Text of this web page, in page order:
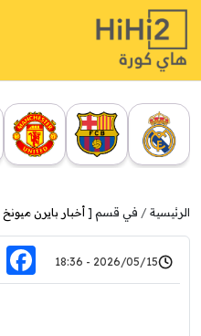
الرئيسية في قسم [ أخبار بايرن ميونخ
2026/05/15 - 18:36